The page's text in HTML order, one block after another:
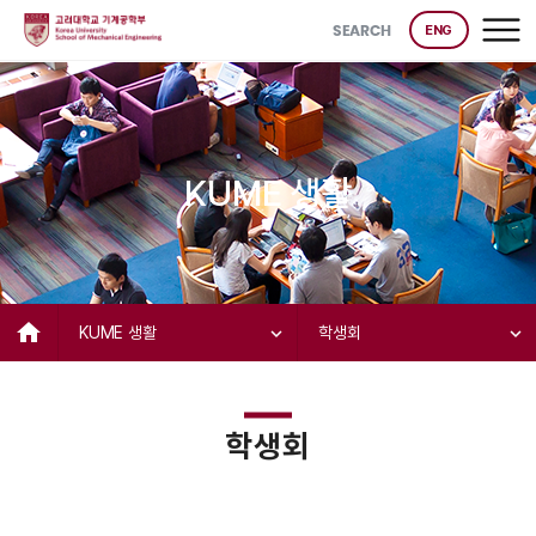
SEARCH ENG
KUME 생활
home KUME 생활 expand_more 학생회 expand_more
학생회